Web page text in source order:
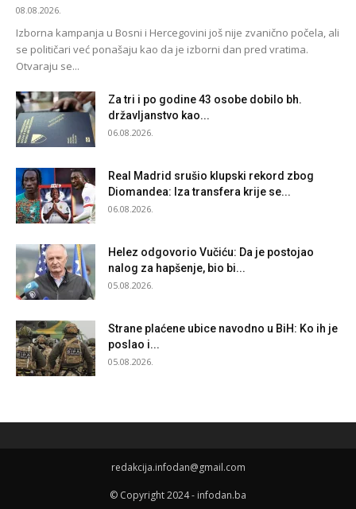
08.08.2026.
Izborna kampanja u Bosni i Hercegovini još nije zvanično počela, ali
se političari već ponašaju kao da je izborni dan pred vratima.
Otvaraju se...
Za tri i po godine 43 osobe dobilo bh.
državljanstvo kao...
06.08.2026.
Real Madrid srušio klupski rekord zbog
Diomandea: Iza transfera krije se...
06.08.2026.
Helez odgovorio Vučiću: Da je postojao
nalog za hapšenje, bio bi...
05.08.2026.
Strane plaćene ubice navodno u BiH: Ko ih je
poslao i...
05.08.2026.
redakcija.infodan@gmail.com
© Copyright 2024 - infodan.ba